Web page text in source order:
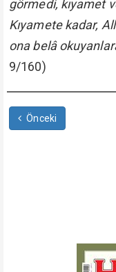
görmedi, kıyamet
Kıyamete kadar,
ona belâ
9/160)
Önceki